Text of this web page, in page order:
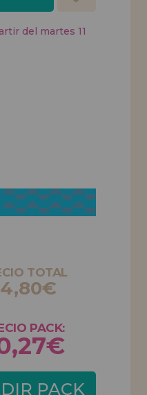
del martes 11
TOTAL
PACK:
PACK